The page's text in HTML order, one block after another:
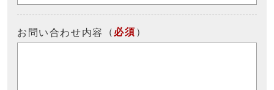
お問い合わせ内容 （ 必須 ）